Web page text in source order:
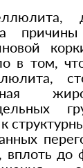
в том,
вплоть до